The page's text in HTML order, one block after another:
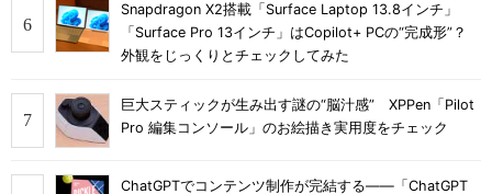
Snapdragon X2搭載「Surface Laptop 13.8インチ」
「Surface Pro 13インチ」はCopilot+ PCの“完成形”？
外観をじっくりとチェックしてみた
巨大スティックが生み出す謎の“脳汁感” XPPen「Pilot
Pro 編集コンソール」のお絵描き実用度をチェック
ChatGPTでコンテンツ制作が完結する――「ChatGPT